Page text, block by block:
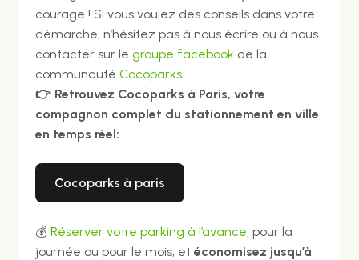
courage ! Si vous voulez des conseils dans votre
démarche, n’hésitez pas à nous écrire ou à nous
contacter sur le groupe facebook de la
communauté Cocoparks
👉 Retrouvez Cocoparks à Paris, votre
compagnon complet du stationnement en ville
en temps réel:
cocoparks à paris
💰 Réserver votre parking à l’avance, pour la
journée ou pour le mois, et économisez jusqu’à